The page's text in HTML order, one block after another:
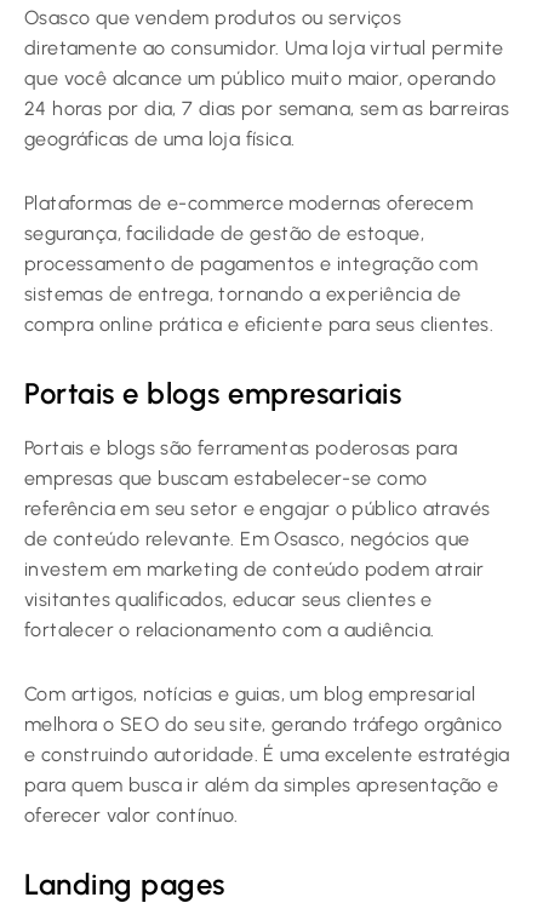
Osasco que vendem produtos ou serviços
diretamente ao consumidor. Uma loja virtual permite
que você alcance um público muito maior, operando
24 horas por dia, 7 dias por semana, sem as barreiras
geográficas de uma loja física.
Plataformas de e-commerce modernas oferecem
segurança, facilidade de gestão de estoque,
processamento de pagamentos e integração com
sistemas de entrega, tornando a experiência de
compra online prática e eficiente para seus clientes.
Portais e blogs empresariais
Portais e blogs são ferramentas poderosas para
empresas que buscam estabelecer-se como
referência em seu setor e engajar o público através
de conteúdo relevante. Em Osasco, negócios que
investem em marketing de conteúdo podem atrair
visitantes qualificados, educar seus clientes e
fortalecer o relacionamento com a audiência.
Com artigos, notícias e guias, um blog empresarial
melhora o SEO do seu site, gerando tráfego orgânico
e construindo autoridade. É uma excelente estratégia
para quem busca ir além da simples apresentação e
oferecer valor contínuo.
Landing pages